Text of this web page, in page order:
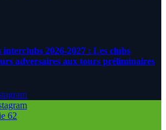
2026-2027 : Les clubs
adversaires aux tours préliminaires